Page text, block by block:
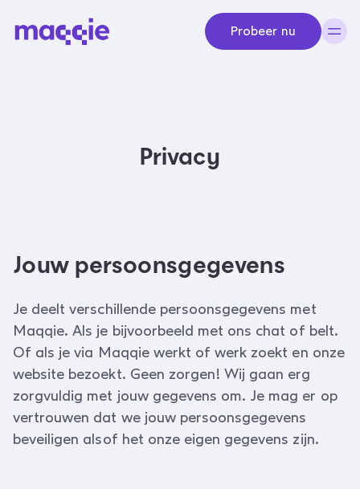
Probeer nu
Privacy
Jouw persoonsgegevens
Je deelt verschillende persoonsgegevens met
Maqqie. Als je bijvoorbeeld met ons chat of belt.
Of als je via Maqqie werkt of werk zoekt en onze
website bezoekt. Geen zorgen! Wij gaan erg
zorgvuldig met jouw gegevens om. Je mag er op
vertrouwen dat we jouw persoonsgegevens
beveiligen alsof het onze eigen gegevens zijn.